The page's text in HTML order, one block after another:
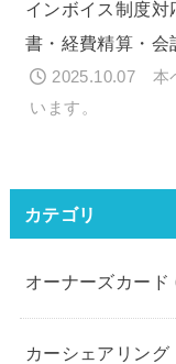
インボイス制度対
書・経費精算・会
2025.10.07
カテゴリ
オーナーズカード
カーシェアリン